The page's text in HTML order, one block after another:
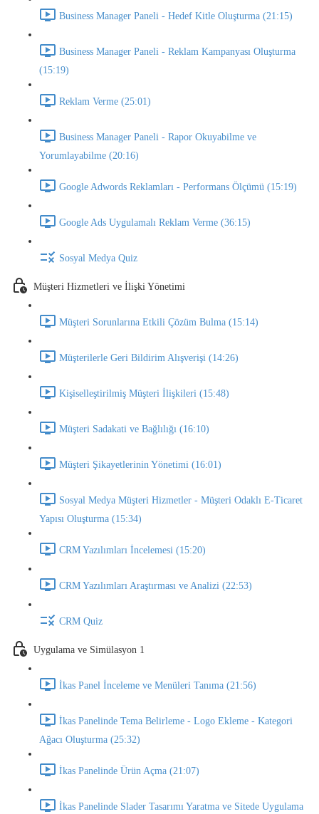
Business Manager Paneli - Hedef Kitle Oluşturma (21:15)
Business Manager Paneli - Reklam Kampanyası Oluşturma
(15:19)
Reklam Verme (25:01)
Business Manager Paneli - Rapor Okuyabilme ve
Yorumlayabilme (20:16)
Google Adwords Reklamları - Performans Ölçümü (15:19)
Google Ads Uygulamalı Reklam Verme (36:15)
Sosyal Medya Quiz
Müşteri Hizmetleri ve İlişki Yönetimi
Müşteri Sorunlarına Etkili Çözüm Bulma (15:14)
Müşterilerle Geri Bildirim Alışverişi (14:26)
Kişiselleştirilmiş Müşteri İlişkileri (15:48)
Müşteri Sadakati ve Bağlılığı (16:10)
Müşteri Şikayetlerinin Yönetimi (16:01)
Sosyal Medya Müşteri Hizmetler - Müşteri Odaklı E-Ticaret
Yapısı Oluşturma (15:34)
CRM Yazılımları İncelemesi (15:20)
CRM Yazılımları Araştırması ve Analizi (22:53)
CRM Quiz
Uygulama ve Simülasyon 1
İkas Panel İnceleme ve Menüleri Tanıma (21:56)
İkas Panelinde Tema Belirleme - Logo Ekleme - Kategori
Ağacı Oluşturma (25:32)
İkas Panelinde Ürün Açma (21:07)
İkas Panelinde Slader Tasarımı Yaratma ve Sitede Uygulama